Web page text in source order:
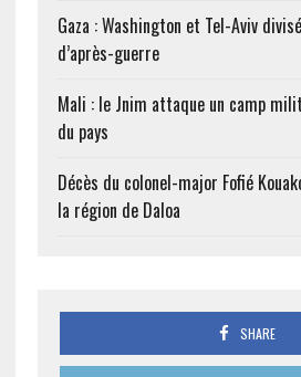
Gaza : Washington et Tel-Aviv
d’après-guerre
Mali : le Jnim attaque un camp
du pays
Décès du colonel-major Fofié
la région de Daloa
SHARE